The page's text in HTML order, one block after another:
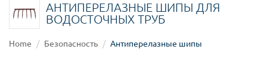
АНТИПЕРЕЛАЗНЫЕ ШИПЫ ДЛЯ
ВОДОСТОЧНЫХ ТРУБ
Home Безопасность Антиперелазные шипы